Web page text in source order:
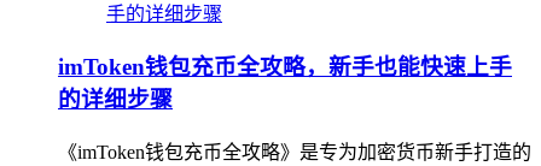
imToken钱包充币全攻略，新手也能快速上手
的详细步骤
《imToken钱包充币全攻略》是专为加密货币新手打造的